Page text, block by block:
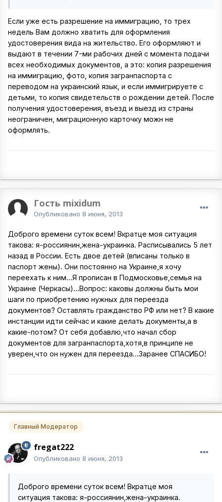
Если уже есть разрешение на иммиграцию, то трех
недель Вам должно хватить для оформления
удостоверения вида на жительство. Его оформляют и
выдают в течении 7-ми рабочих дней с момента подачи
всех необходимых документов, а это: копия разрешения
на иммиграцию, фото, копия загранпаспорта с
переводом на украинский язык, и если иммигрируете с
детьми, то копия свидетельств о рождении детей. После
получения удостоверения, въезд и выезд из страны
неограничен, миграционную карточку можн не
оформлять.
Гость mixidum
Опубликовано 8 июня, 2013
Доброго времени суток всем! Вкратце моя ситуация
такова: я-россиянин,жена-украинка. Расписывались 5 лет
назад в России. Есть двое детей (вписаны только в
паспорт жены). Они постоянно на Украине,я хочу
переехать к ним...Я прописан в Подмосковье,семья на
Украине (Черкасы)...Вопрос: каковы должны быть мои
шаги по приобретению нужных для переезда
документов? Оставлять гражданство РФ или нет? В какие
инстанции идти сейчас и какие делать документы,а в
какие-потом? От себя добавлю,что начал сбор
документов для загранпаспорта,хотя,в принципе не
уверен,что он нужен для переезда...Заранее СПАСИБО!
Главный Модератор
fregat222
Опубликовано 8 июня, 2013
Доброго времени суток всем! Вкратце моя
ситуация такова: я-россиянин,жена-украинка.